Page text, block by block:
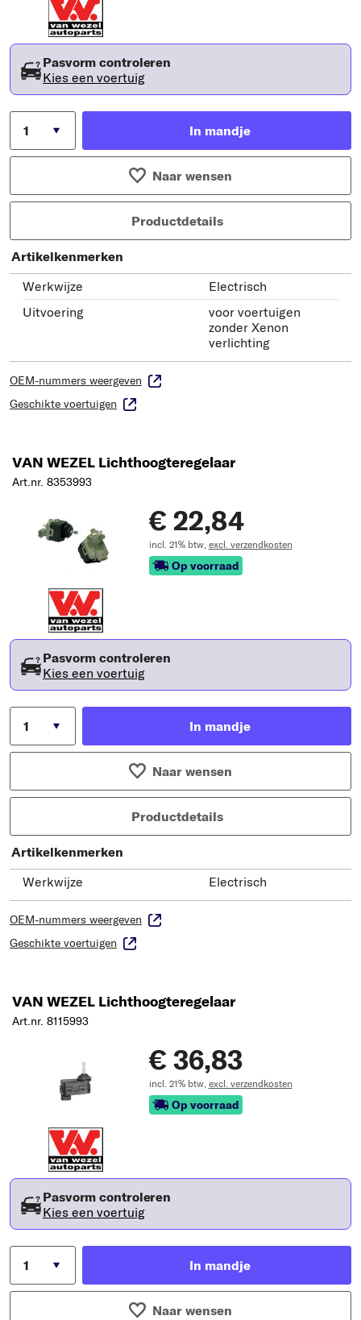
Pasvorm controleren
Kies een voertuig
In mandje
Naar wensen
Productdetails
Artikelkenmerken
Werkwijze
Electrisch
Uitvoering
voor voertuigen
zonder Xenon
verlichting
OEM-nummers weergeven
Geschikte voertuigen
VAN WEZEL Lichthoogteregelaar
Art.nr. 8353993
€ 22,84
incl. 21% btw, excl. verzendkosten
Op voorraad
Pasvorm controleren
Kies een voertuig
In mandje
Naar wensen
Productdetails
Artikelkenmerken
Werkwijze
Electrisch
OEM-nummers weergeven
Geschikte voertuigen
VAN WEZEL Lichthoogteregelaar
Art.nr. 8115993
€ 36,83
incl. 21% btw, excl. verzendkosten
Op voorraad
Pasvorm controleren
Kies een voertuig
In mandje
Naar wensen